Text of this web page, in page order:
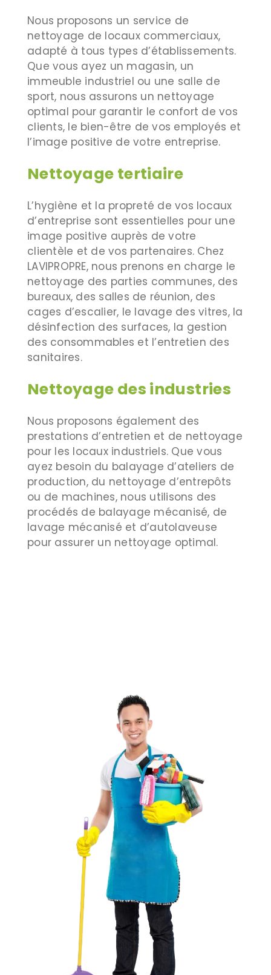
Nous proposons un service de
nettoyage de locaux commerciaux,
adapté à tous types d’établissements.
Que vous ayez un magasin, un
immeuble industriel ou une salle de
sport, nous assurons un nettoyage
optimal pour garantir le confort de vos
clients, le bien-être de vos employés et
l’image positive de votre entreprise.
Nettoyage tertiaire
L’hygiène et la propreté de vos locaux
d’entreprise sont essentielles pour une
image positive auprès de votre
clientèle et de vos partenaires. Chez
LAVIPROPRE, nous prenons en charge le
nettoyage des parties communes, des
bureaux, des salles de réunion, des
cages d’escalier, le lavage des vitres, la
désinfection des surfaces, la gestion
des consommables et l’entretien des
sanitaires.
Nettoyage des industries
Nous proposons également des
prestations d’entretien et de nettoyage
pour les locaux industriels. Que vous
ayez besoin du balayage d’ateliers de
production, du nettoyage d’entrepôts
ou de machines, nous utilisons des
procédés de balayage mécanisé, de
lavage mécanisé et d’autolaveuse
pour assurer un nettoyage optimal.